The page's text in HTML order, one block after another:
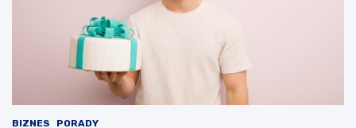
BIZNES PORADY